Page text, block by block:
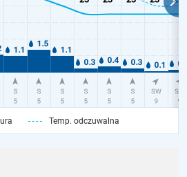
Temp. odczuwalna